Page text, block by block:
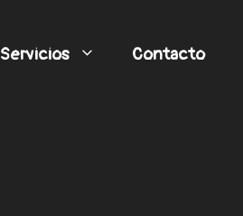
Servicios Contacto